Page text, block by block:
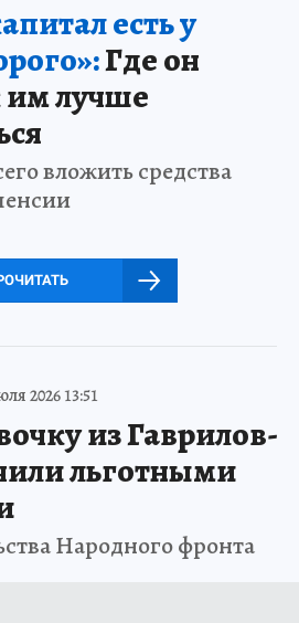
есть у
Где он
им лучше
вложить средства
2026 13:51
из Гаврилов-
льготными
Народного фронта